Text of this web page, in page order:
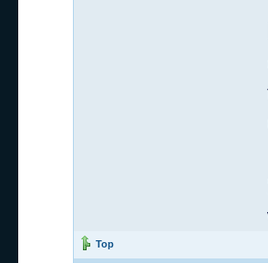
Top